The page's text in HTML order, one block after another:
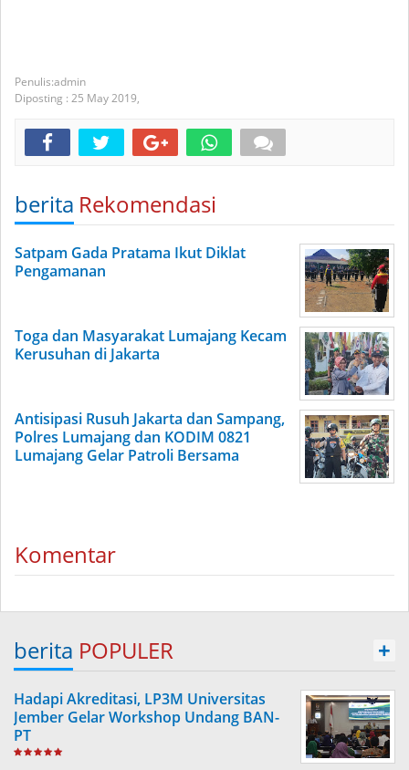
admin
Diposting : 25 May 2019,
berita Rekomendasi
Satpam Gada Pratama Ikut Diklat
Pengamanan
Toga dan Masyarakat Lumajang Kecam
Kerusuhan di Jakarta
Antisipasi Rusuh Jakarta dan Sampang,
Polres Lumajang dan KODIM 0821
Lumajang Gelar Patroli Bersama
Komentar
berita POPULER +
Hadapi Akreditasi, LP3M Universitas
Jember Gelar Workshop Undang BAN-
PT